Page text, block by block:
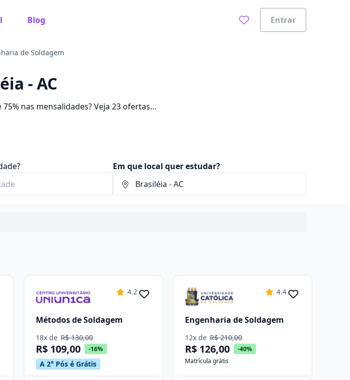
Blog Entrar
de Soldagem
- AC
nas mensalidades? Veja 23 ofertas
Em que local quer estudar?
4.2
Métodos de Soldagem
18x de R$ 130,00
R$ 109,00 -16%
A 2° Pós é Grátis
4.4
Engenharia de Soldagem
12x de R$ 210,00
R$ 126,00
-40%
Matrícula grátis